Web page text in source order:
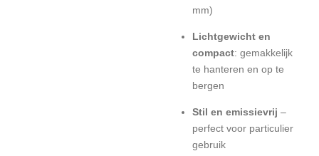
mm)
Lichtgewicht en
compact: gemakkelijk
te hanteren en op te
bergen
Stil en emissievrij –
perfect voor particulier
gebruik